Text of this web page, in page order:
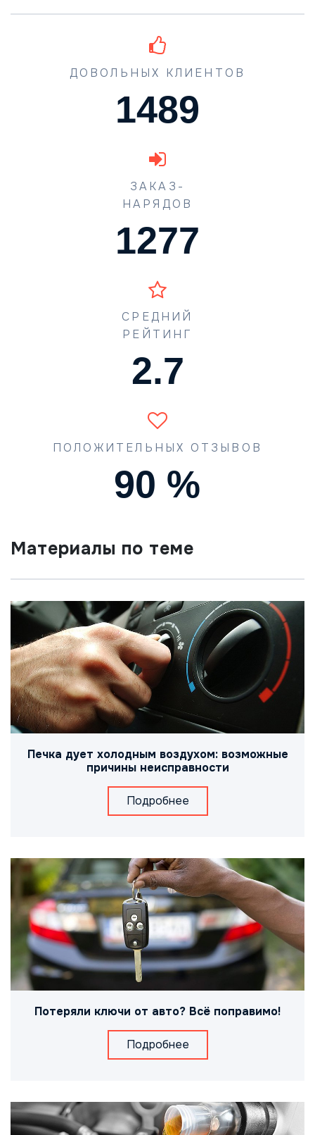
ДОВОЛЬНЫХ КЛИЕНТОВ
1489
ЗАКАЗ-
НАРЯДОВ
1773
СРЕДНИЙ
РЕЙТИНГ
3.9
ПОЛОЖИТЕЛЬНЫХ ОТЗЫВОВ
90 %
Материалы по теме
Печка дует холодным воздухом: возможные
причины неисправности
Подробнее
Потеряли ключи от авто? Всё поправимо!
Подробнее